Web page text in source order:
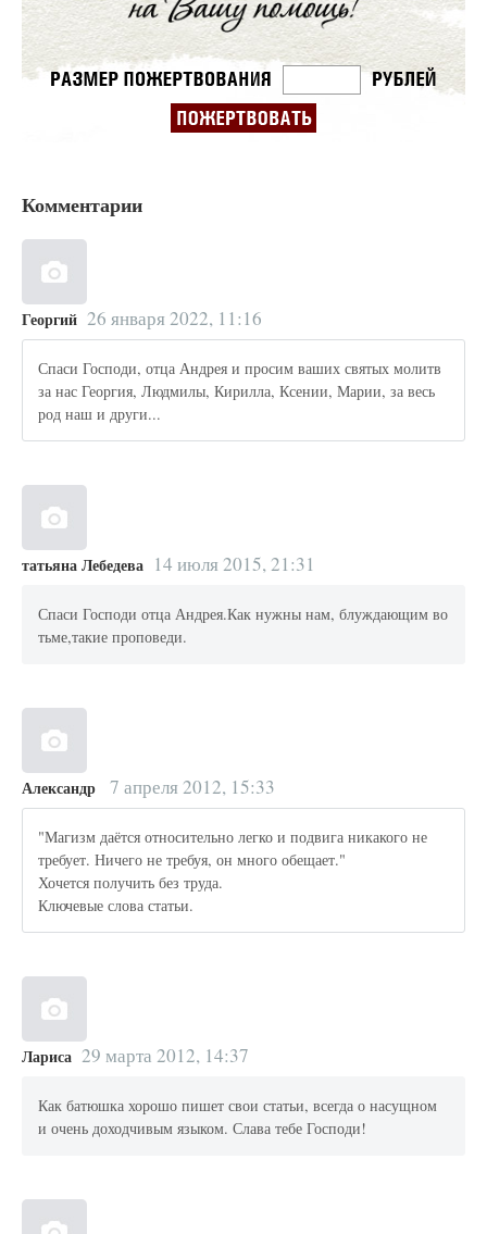
Комментарии
Георгий 26 января 2022, 11:16
Спаси Господи, отца Андрея и просим ваших святых молитв
за нас Георгия, Людмилы, Кирилла, Ксении, Марии, за весь
род наш и други...
татьяна Лебедева 14 июля 2015, 21:31
Спаси Господи отца Андрея.Как нужны нам, блуждающим во
тьме,такие проповеди.
Александр 7 апреля 2012, 15:33
"Магизм даётся относительно легко и подвига никакого не
требует. Ничего не требуя, он много обещает."
Хочется получить без труда.
Ключевые слова статьи.
Лариса 29 марта 2012, 14:37
Как батюшка хорошо пишет свои статьи, всегда о насущном
и очень доходчивым языком. Слава тебе Господи!